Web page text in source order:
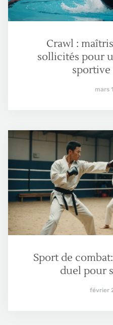
Crawl :
sollicités pour
mars
Sport de
duel pour
février